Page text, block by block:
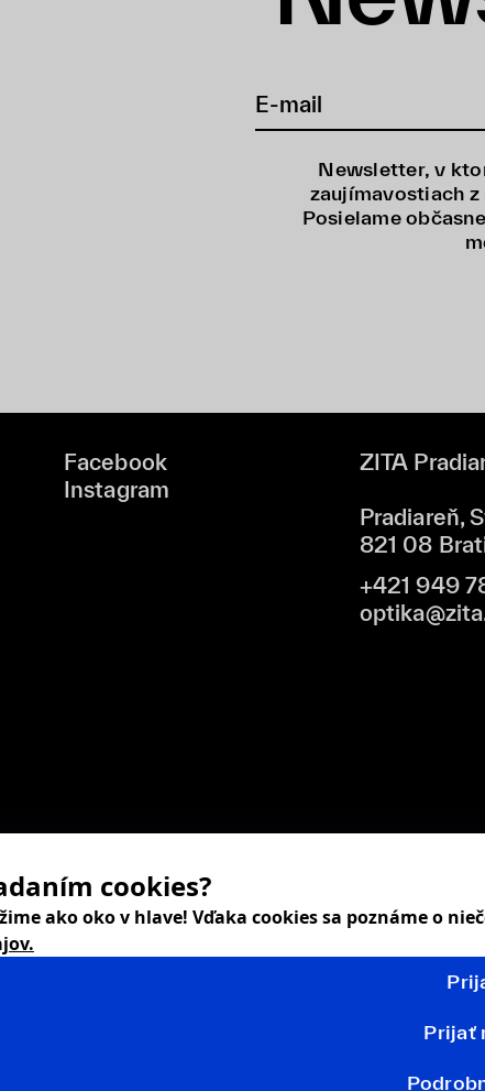
Newsletter, v
zaujímavostiach
Posielame
Facebook
Instagram
ZITA
Pradiareň,
821 08
+421 949
cookies?
ako oko v hlave! Vďaka cookies sa poznáme o
Prijať